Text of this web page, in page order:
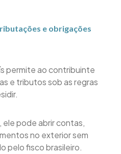
e obrigações
permite ao contribuinte
e tributos sob as regras
pode abrir contas,
no exterior sem
pelo fisco brasileiro.